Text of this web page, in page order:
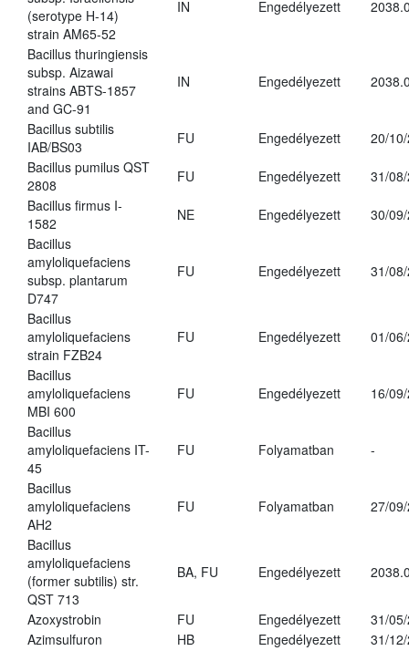
(serotype H-14)
strain AM65-52
IN Engedélyezett
Bacillus thuringiensis
subsp. Aizawai
strains ABTS-1857
and GC-91
IN Engedélyezett
Bacillus subtilis
IAB/BS03
FU Engedélyezett
20/
Bacillus pumilus QST
2808
FU Engedélyezett
31/
Bacillus firmus I-
1582
NE Engedélyezett
30/
Bacillus
amyloliquefaciens
subsp. plantarum
D747
FU Engedélyezett 31/
Bacillus
amyloliquefaciens
strain FZB24
FU Engedélyezett 01/
Bacillus
amyloliquefaciens
MBI 600
FU Engedélyezett 16/
Bacillus
amyloliquefaciens IT-
45
FU Folyamatban -
Bacillus
amyloliquefaciens
AH2
FU Folyamatban 27/
Bacillus
amyloliquefaciens
(former subtilis) str.
QST 713
BA, FU Engedélyezett
Azoxystrobin FU Engedélyezett
31/
Azimsulfuron
HB Engedélyezett
31/